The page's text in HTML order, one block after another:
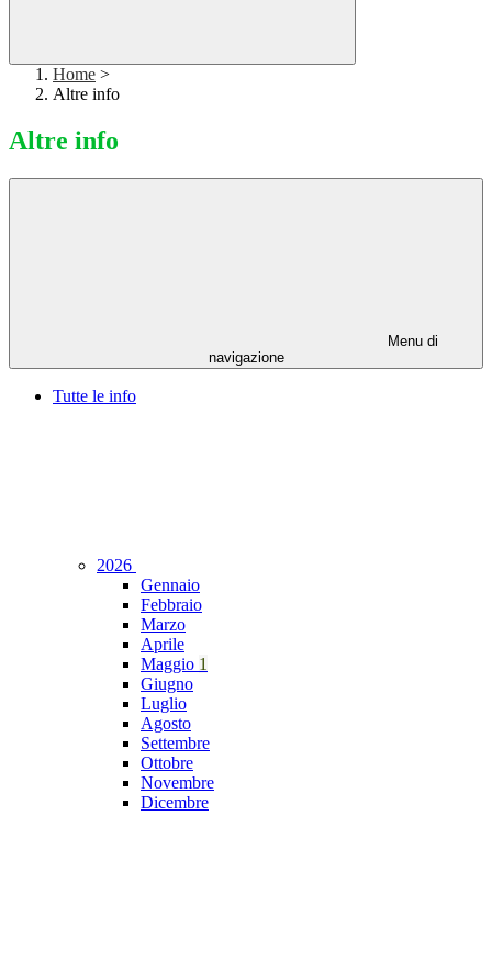
Home >
Altre info
Altre info
Menu di
navigazione
Tutte le info
2026
Gennaio
Febbraio
Marzo
Aprile
Maggio 1
Giugno
Luglio
Agosto
Settembre
Ottobre
Novembre
Dicembre